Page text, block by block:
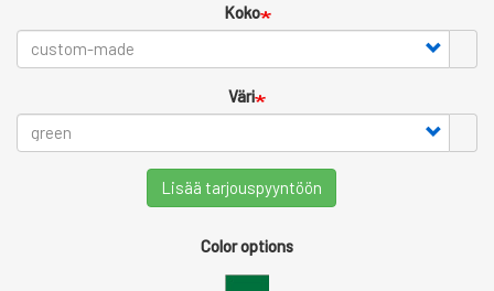
Koko
Väri
Lisää tarjouspyyntöön
Color options